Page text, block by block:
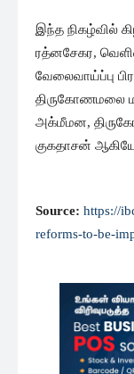
இந்த நிகழ்வில்
ரத்னசேகர,
வேலைவாய்ப்பு
திருகோணமலை
அக்மீமன,
குகதாசன்
Source: https://
reforms-to-be-